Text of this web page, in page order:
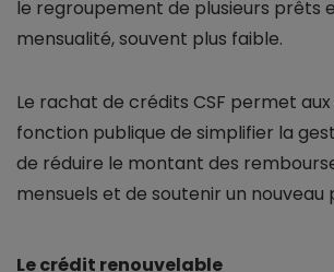
le regroupement de plusieurs prêts
mensualité, souvent plus faible.
Le rachat de crédits CSF permet
fonction publique de simplifier la
de réduire le montant des
mensuels et de soutenir un nouveau
Le crédit renouvelable